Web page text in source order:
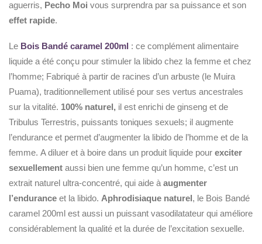
aguerris, Pecho Moi vous surprendra par sa puissance et son
effet rapide.
Le Bois Bandé caramel 200ml : ce complément alimentaire
liquide a été conçu pour stimuler la libido chez la femme et chez
l’homme; Fabriqué à partir de racines d’un arbuste (le Muira
Puama), traditionnellement utilisé pour ses vertus ancestrales
sur la vitalité. 100% naturel, il est enrichi de ginseng et de
Tribulus Terrestris, puissants toniques sexuels; il augmente
l’endurance et permet d’augmenter la libido de l’homme et de la
femme. A diluer et à boire dans un produit liquide pour exciter
sexuellement aussi bien une femme qu’un homme, c’est un
extrait naturel ultra-concentré, qui aide à augmenter
l’endurance et la libido. Aphrodisiaque naturel, le Bois Bandé
caramel 200ml est aussi un puissant vasodilatateur qui améliore
considérablement la qualité et la durée de l’excitation sexuelle.